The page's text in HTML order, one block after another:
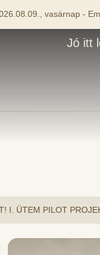
vasárnap -
Jó itt
I. ÜTEM PILOT